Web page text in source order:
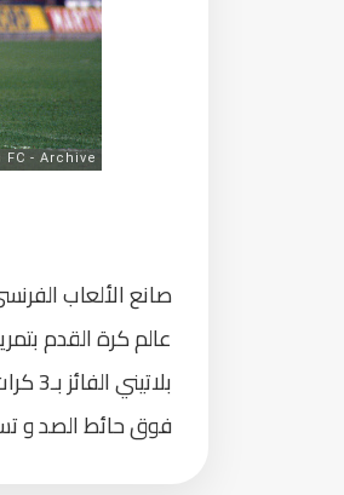
صانع الألعاب
عالم كرة القدم
فوق حائط الصد و